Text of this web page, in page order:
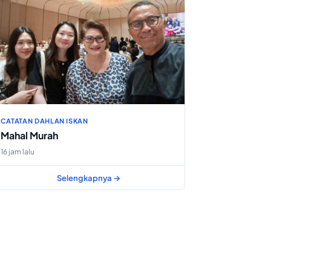
CATATAN DAHLAN ISKAN
Mahal Murah
16 jam lalu
Selengkapnya →